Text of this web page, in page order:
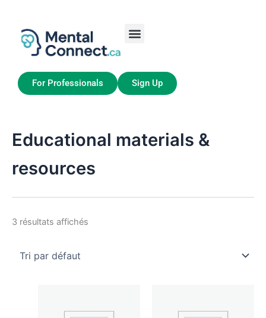
contenu
For Professionals Sign Up
Educational materials &
resources
3 résultats affichés